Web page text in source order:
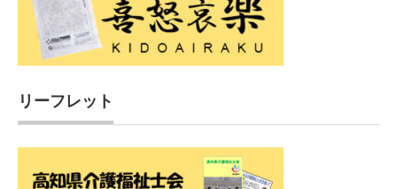
リーフレット